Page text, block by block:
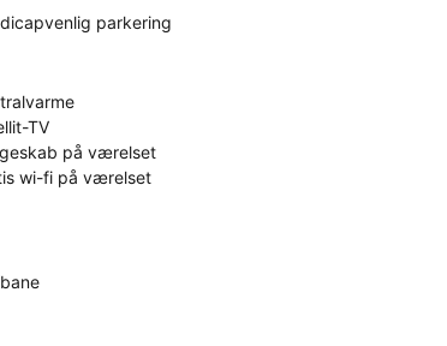
parkering
TV
på værelset
wi-fi på værelset